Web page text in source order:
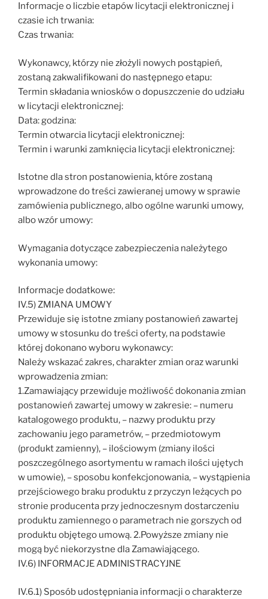
Informacje o liczbie etapów licytacji elektronicznej i
czasie ich trwania:
Czas trwania:
Wykonawcy, którzy nie złożyli nowych postąpień,
zostaną zakwalifikowani do następnego etapu:
Termin składania wniosków o dopuszczenie do udziału
w licytacji elektronicznej:
Data: godzina:
Termin otwarcia licytacji elektronicznej:
Termin i warunki zamknięcia licytacji elektronicznej:
Istotne dla stron postanowienia, które zostaną
wprowadzone do treści zawieranej umowy w sprawie
zamówienia publicznego, albo ogólne warunki umowy,
albo wzór umowy:
Wymagania dotyczące zabezpieczenia należytego
wykonania umowy:
Informacje dodatkowe:
IV.5) ZMIANA UMOWY
Przewiduje się istotne zmiany postanowień zawartej
umowy w stosunku do treści oferty, na podstawie
której dokonano wyboru wykonawcy:
Należy wskazać zakres, charakter zmian oraz warunki
wprowadzenia zmian:
1.Zamawiający przewiduje możliwość dokonania zmian
postanowień zawartej umowy w zakresie: – numeru
katalogowego produktu, – nazwy produktu przy
zachowaniu jego parametrów, – przedmiotowym
(produkt zamienny), – ilościowym (zmiany ilości
poszczególnego asortymentu w ramach ilości ujętych
w umowie), – sposobu konfekcjonowania, – wystąpienia
przejściowego braku produktu z przyczyn leżących po
stronie producenta przy jednoczesnym dostarczeniu
produktu zamiennego o parametrach nie gorszych od
produktu objętego umową. 2.Powyższe zmiany nie
mogą być niekorzystne dla Zamawiającego.
IV.6) INFORMACJE ADMINISTRACYJNE
IV.6.1) Sposób udostępniania informacji o charakterze